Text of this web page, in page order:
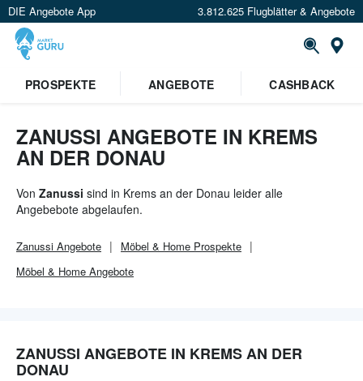
DIE Angebote App 3.812.625 Flugblätter & Angebote
PROSPEKTE
ANGEBOTE CASHBACK
ZANUSSI ANGEBOTE IN KREMS
AN DER DONAU
Von Zanussi sind in Krems an der Donau leider alle
Angebebote abgelaufen.
Zanussi Angebote Möbel & Home Prospekte
Möbel & Home Angebote
ZANUSSI ANGEBOTE IN KREMS AN DER
DONAU